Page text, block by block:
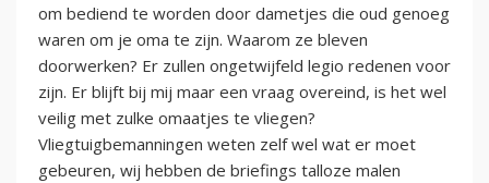
om bediend te worden door dametjes die oud genoeg
waren om je oma te zijn. Waarom ze bleven
doorwerken? Er zullen ongetwijfeld legio redenen voor
zijn. Er blijft bij mij maar een vraag overeind, is het wel
veilig met zulke omaatjes te vliegen?
Vliegtuigbemanningen weten zelf wel wat er moet
gebeuren, wij hebben de briefings talloze malen